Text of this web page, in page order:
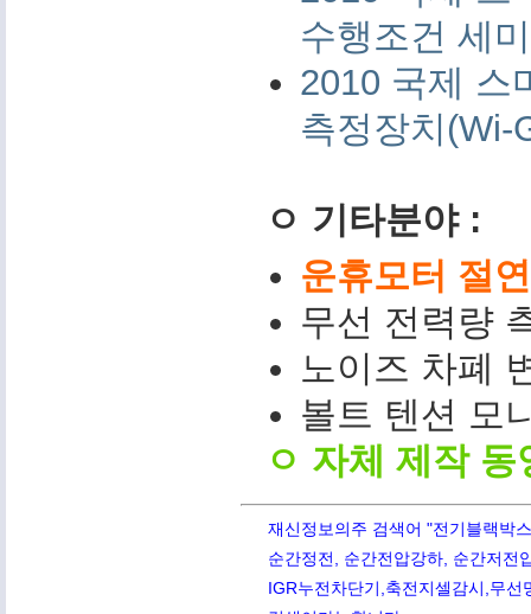
수행조건 세
2010 국제 스
측정장치(Wi-
ㅇ 기타분야 :
운휴모터 절
무선 전력량
노이즈 차폐
볼트 텐션 모
ㅇ 자체 제작
재신정보의주 검색어 "전기블랙박
순간정전, 순간전압강하, 순간저전
IGR누전차단기,축전지셀감시,무